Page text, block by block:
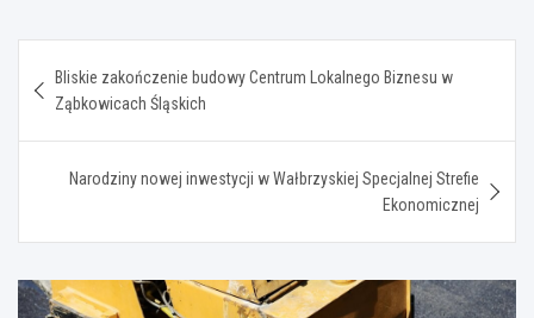
wpisu
Bliskie zakończenie budowy Centrum Lokalnego Biznesu w
Ząbkowicach Śląskich
Narodziny nowej inwestycji w Wałbrzyskiej Specjalnej Strefie
Ekonomicznej